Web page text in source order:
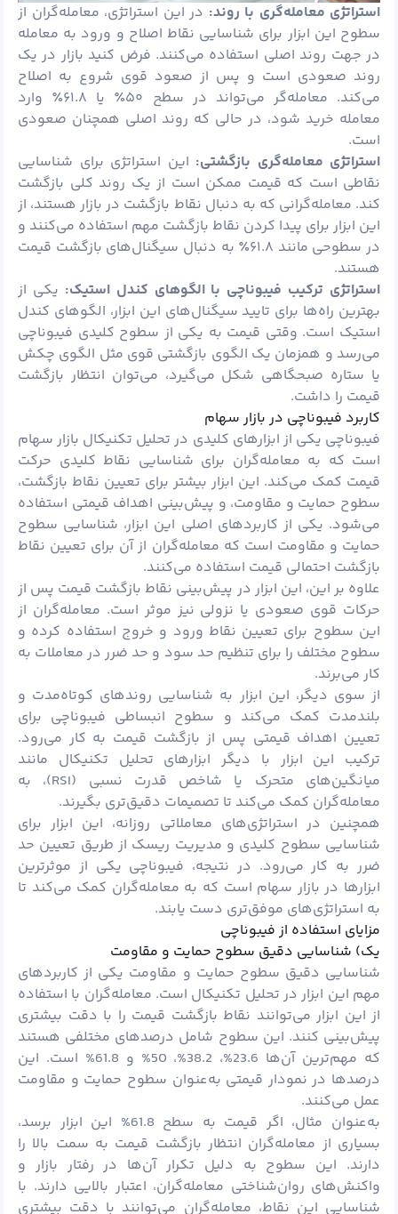
استراتژی معامله‌گری با روند: در این استراتژی، معامله‌گران از
سطوح این ابزار برای شناسایی نقاط اصلاح و ورود به معامله
در جهت روند اصلی استفاده می‌کنند. فرض کنید بازار در یک
روند صعودی است و پس از صعود قوی شروع به اصلاح
می‌کند. معامله‌گر می‌تواند در سطح ۵۰٪ یا ۶۱.۸٪ وارد
معامله خرید شود، در حالی که روند اصلی همچنان صعودی
است.
استراتژی معامله‌گری بازگشتی: این استراتژی برای شناسایی
نقاطی است که قیمت ممکن است از یک روند کلی بازگشت
کند. معامله‌گرانی که به دنبال نقاط بازگشت در بازار هستند، از
این ابزار برای پیدا کردن نقاط بازگشت مهم استفاده می‌کنند و
در سطوحی مانند ۶۱.۸٪ به دنبال سیگنال‌های بازگشت قیمت
هستند.
استراتژی ترکیب فیبوناچی با الگوهای کندل استیک: یکی از
بهترین راه‌ها برای تایید سیگنال‌های این ابزار، الگوهای کندل
استیک است. وقتی قیمت به یکی از سطوح کلیدی فیبوناچی
می‌رسد و همزمان یک الگوی بازگشتی قوی مثل الگوی چکش
یا ستاره صبحگاهی شکل می‌گیرد، می‌توان انتظار بازگشت
قیمت را داشت.
کاربرد فیبوناچی در بازار سهام
فیبوناچی یکی از ابزارهای کلیدی در تحلیل تکنیکال بازار سهام
است که به معامله‌گران برای شناسایی نقاط کلیدی حرکت
قیمت کمک می‌کند. این ابزار بیشتر برای تعیین نقاط بازگشت،
سطوح حمایت و مقاومت، و پیش‌بینی اهداف قیمتی استفاده
می‌شود. یکی از کاربردهای اصلی این ابزار، شناسایی سطوح
حمایت و مقاومت است که معامله‌گران از آن برای تعیین نقاط
بازگشت احتمالی قیمت استفاده می‌کنند.
علاوه بر این، این ابزار در پیش‌بینی نقاط بازگشت قیمت پس از
حرکات قوی صعودی یا نزولی نیز موثر است. معامله‌گران از
این سطوح برای تعیین نقاط ورود و خروج استفاده کرده و
سطوح مختلف را برای تنظیم حد سود و حد ضرر در معاملات به
کار می‌برند.
از سوی دیگر، این ابزار به شناسایی روندهای کوتاه‌مدت و
بلندمدت کمک می‌کند و سطوح انبساطی فیبوناچی برای
تعیین اهداف قیمتی پس از بازگشت قیمت به کار می‌رود.
ترکیب این ابزار با دیگر ابزارهای تحلیل تکنیکال مانند
میانگین‌های متحرک یا شاخص قدرت نسبی (RSI)، به
معامله‌گران کمک می‌کند تا تصمیمات دقیق‌تری بگیرند.
همچنین در استراتژی‌های معاملاتی روزانه، این ابزار برای
شناسایی سطوح کلیدی و مدیریت ریسک از طریق تعیین حد
ضرر به کار می‌رود. در نتیجه، فیبوناچی یکی از موثرترین
ابزارها در بازار سهام است که به معامله‌گران کمک می‌کند تا
به استراتژی‌های موفق‌تری دست یابند.
مزایای استفاده از فیبوناچی
یک) شناسایی دقیق سطوح حمایت و مقاومت
شناسایی دقیق سطوح حمایت و مقاومت یکی از کاربردهای
مهم این ابزار در تحلیل تکنیکال است. معامله‌گران با استفاده
از این ابزار می‌توانند نقاط بازگشت قیمت را با دقت بیشتری
پیش‌بینی کنند. این سطوح شامل درصدهای مختلفی هستند
که مهم‌ترین آن‌ها 23.6%، 38.2%، 50% و 61.8% است. این
درصدها در نمودار قیمتی به‌عنوان سطوح حمایت و مقاومت
عمل می‌کنند.
به‌عنوان مثال، اگر قیمت به سطح 61.8% این ابزار برسد،
بسیاری از معامله‌گران انتظار بازگشت قیمت به سمت بالا را
دارند. این سطوح به دلیل تکرار آن‌ها در رفتار بازار و
واکنش‌های روان‌شناختی معامله‌گران، اعتبار بالایی دارند. با
شناسایی این نقاط، معامله‌گران می‌توانند با دقت بیشتری